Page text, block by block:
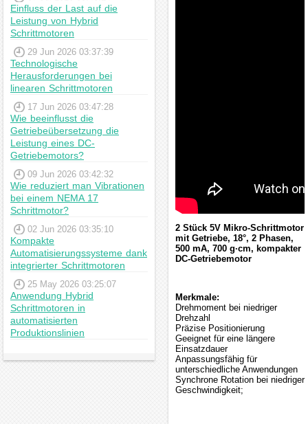
Einfluss der Last auf die
Leistung von Hybrid
Schrittmotoren
29 Jun 2026 03:37:39
Technologische
Herausforderungen bei
linearen Schrittmotoren
17 Jun 2026 03:47:28
Wie beeinflusst die
Getriebeübersetzung die
Leistung eines DC-
Getriebemotors?
09 Jun 2026 03:42:32
Wie reduziert man Vibrationen
bei einem NEMA 17
Schrittmotor?
02 Jun 2026 03:35:10
Kompakte
Automatisierungssysteme dank
integrierter Schrittmotoren
25 May 2026 03:25:07
Anwendung Hybrid
Schrittmotoren in
automatisierten
Produktionslinien
2 Stück 5V Mikro-Schrittmotor
mit Getriebe, 18°, 2 Phasen,
500 mA, 700 g·cm, kompakter
DC-Getriebemotor
Merkmale:
Drehmoment bei niedriger
Drehzahl
Präzise Positionierung
Geeignet für eine längere
Einsatzdauer
Anpassungsfähig für
unterschiedliche Anwendungen
Synchrone Rotation bei niedriger
Geschwindigkeit;